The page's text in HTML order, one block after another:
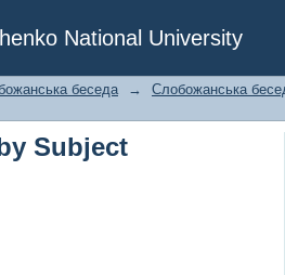
National University
Subject
беседа → Слобожанська
Subject